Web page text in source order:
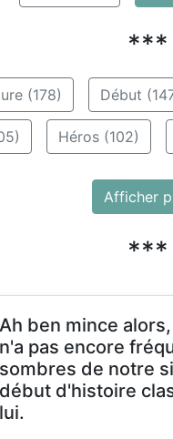
***
(178) Début
Héros (102)
Afficher
***
Ah ben mince
n'a pas encore
sombres de notre
début d'histoire
lui.